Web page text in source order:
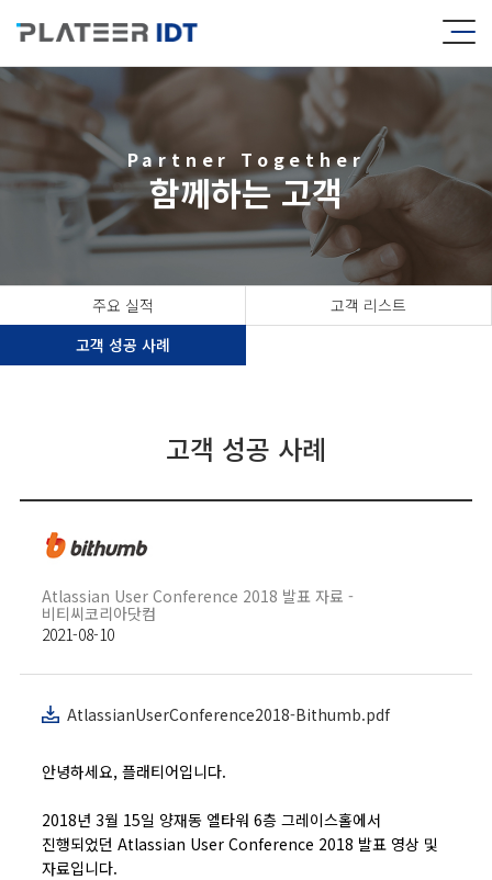
Partner Together
함께하는 고객
주요 실적
고객 리스트
고객 성공 사례
고객 성공 사례
Atlassian User Conference 2018 발표 자료 -
비티씨코리아닷컴
2021-08-10
AtlassianUserConference2018-Bithumb.pdf
안녕하세요, 플래티어입니다.
2018년 3월 15일 양재동 엘타워 6층 그레이스홀에서
진행되었던 Atlassian User Conference 2018 발표 영상 및
자료입니다.